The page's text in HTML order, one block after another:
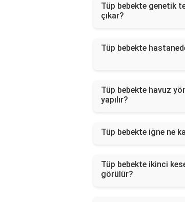
Tüp bebekte genetik
çıkar?
Tüp bebekte
Tüp bebekte havuz
yapılır?
Tüp bebekte iğne ne
Tüp bebekte ikinci
görülür?